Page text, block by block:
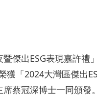
傑出ESG表現嘉許禮
獲「2024大灣區傑出
蔡冠深博士一同頒發